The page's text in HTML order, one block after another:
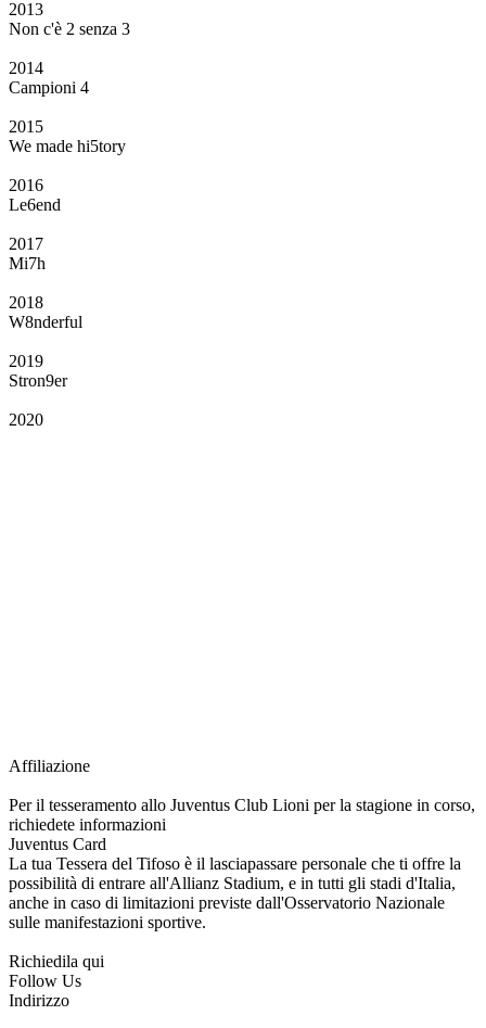
2013
Non c'è 2 senza 3
2014
Campioni 4
2015
We made hi5tory
2016
Le6end
2017
Mi7h
2018
W8nderful
2019
Stron9er
2020
Affiliazione
Per il tesseramento allo Juventus Club Lioni per la stagione in corso,
richiedete informazioni
Juventus Card
La tua Tessera del Tifoso è il lasciapassare personale che ti offre la
possibilità di entrare all'Allianz Stadium, e in tutti gli stadi d'Italia,
anche in caso di limitazioni previste dall'Osservatorio Nazionale
sulle manifestazioni sportive.
Richiedila qui
Follow Us
Indirizzo